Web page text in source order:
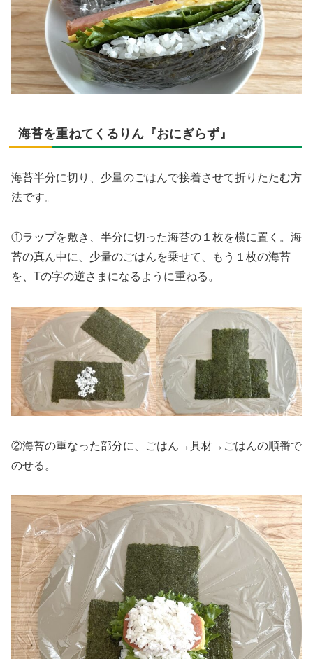
海苔を重ねてくるりん『おにぎらず』
海苔半分に切り、少量のごはんで接着させて折りたたむ方
法です。
①ラップを敷き、半分に切った海苔の１枚を横に置く。海
苔の真ん中に、少量のごはんを乗せて、もう１枚の海苔
を、Tの字の逆さまになるように重ねる。
②海苔の重なった部分に、ごはん→具材→ごはんの順番で
のせる。